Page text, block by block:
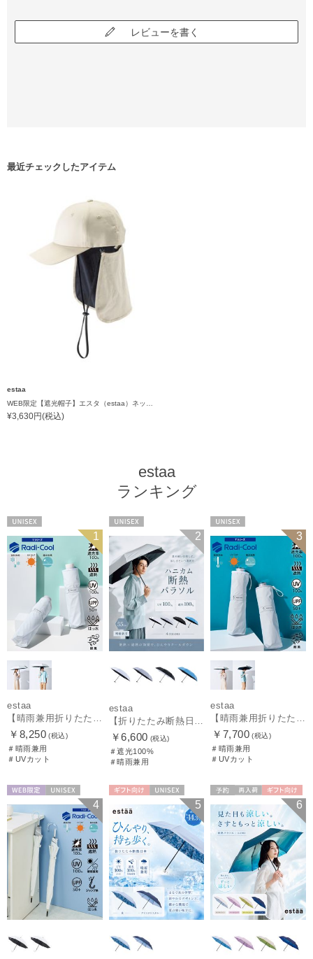
レビューを書く
最近チェックしたアイテム
estaa
¥3,630円(税込)
estaa
ランキング
1
estaa
【晴雨兼用折りたたみ日傘】エスタ(estaa)REIKYAKUパラソル 大きめ60㎝ 世界初の放射冷却素材ラディクール 遮光100 UV100 耐風
￥8,250 (税込)
＃晴雨兼用
＃UVカット
2
estaa
【折りたたみ断熱日傘】エスタ (estaa) ハニカム断熱パラソル 55㎝ 折りたたみ傘 晴雨兼用 遮光100 UV100
￥6,600 (税込)
＃遮光100%
＃晴雨兼用
3
estaa
【晴雨兼用折りたたみ日傘】エスタ(estaa)REIKYAKUパラソル 54㎝ 世界初の放射冷却素材ラディクール 遮光100 UV100 耐風
￥7,700 (税込)
＃晴雨兼用
＃UVカット
4 5
ギフト向け
UNISEX
6